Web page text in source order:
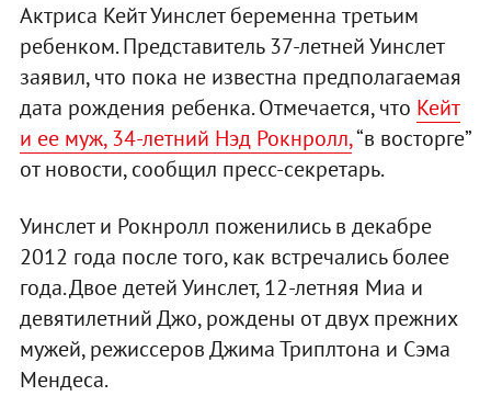
Актриса Кейт Уинслет беременна третьим
ребенком. Представитель 37-летней Уинслет
заявил, что пока не известна предполагаемая
дата рождения ребенка. Отмечается, что Кейт
и ее муж, 34-летний Нэд Рокнролл,“в восторге”
от новости, сообщил пресс-секретарь.
Уинслет и Рокнролл поженились в декабре
2012 года после того, как встречались более
года. Двое детей Уинслет, 12-летняя Миа и
девятилетний Джо, рождены от двух прежних
мужей, режиссеров Джима Триплтона и Сэма
Мендеса.